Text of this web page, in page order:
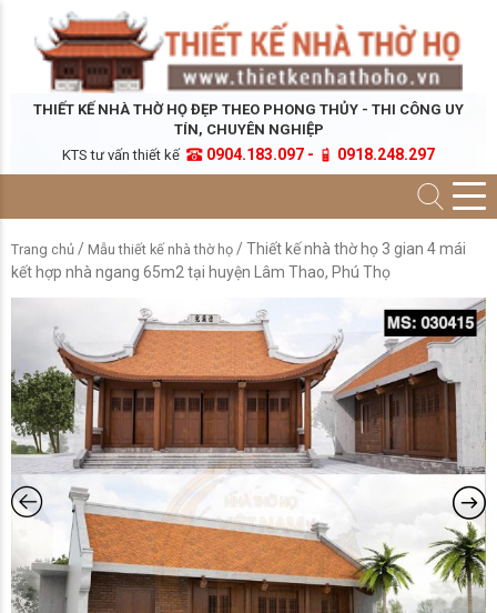
THIẾT KẾ NHÀ THỜ HỌ ĐẸP THEO PHONG THỦY - THI CÔNG UY
TÍN, CHUYÊN NGHIỆP
KTS tư vấn thiết kế
0904.183.097 - 0918.248.297
Trang chủ / Mẫu thiết kế nhà thờ họ / Thiết kế nhà thờ họ 3 gian 4 mái
kết hợp nhà ngang 65m2 tại huyện Lâm Thao, Phú Thọ